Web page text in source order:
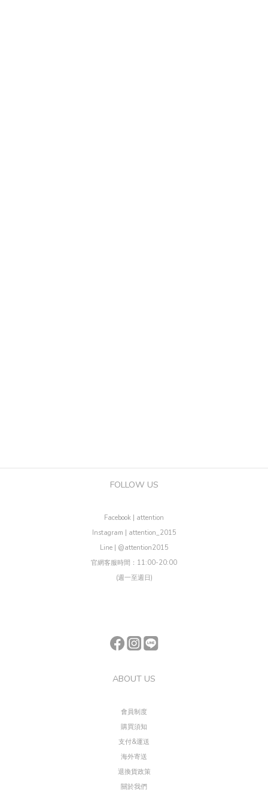
FOLLOW US
Facebook | attention
Instagram | attention_2015
Line | @attention2015
官網客服時間：11:00-20:00
(週一至週日)
ABOUT US
會員制度
購買須知
支付&運送
海外寄送
退換貨政策
關於我們